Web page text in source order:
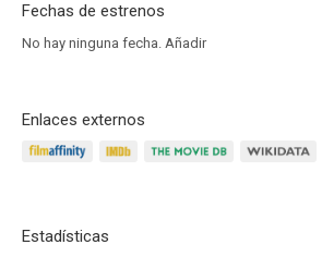
Fechas de estrenos
No hay ninguna fecha. Añadir
Enlaces externos
Estadísticas